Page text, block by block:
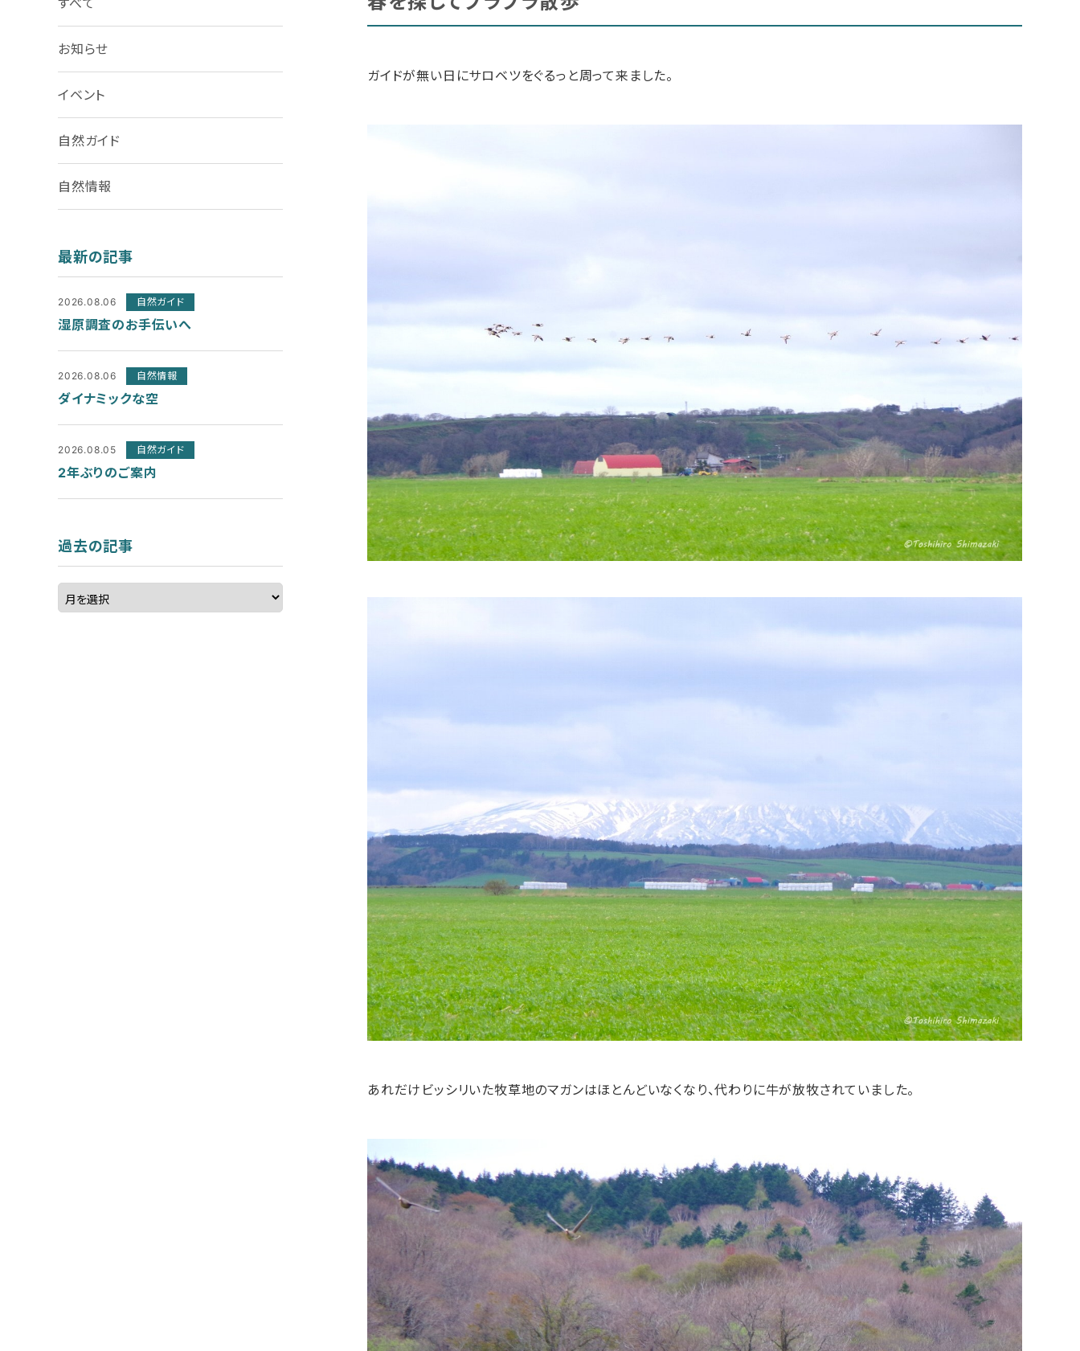
ガイドが無い日にサロベツをぐるっと周って来ました。
あれだけビッシリいた牧草地のマガンはほとんどいなくなり、代わりに牛が放牧されていました。
すべて
お知らせ
イベント
自然ガイド
自然情報
最新の記事
2026.08.06 自然ガイド
湿原調査のお手伝いへ
2026.08.06 自然情報
ダイナミックな空
2026.08.05 自然ガイド
2年ぶりのご案内
過去の記事